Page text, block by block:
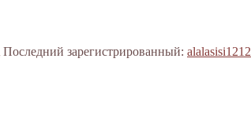
Последний зарегистрированный: alalasisi1212